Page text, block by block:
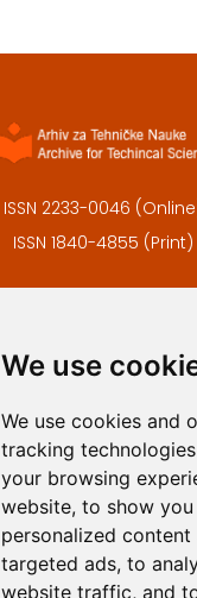
We use
We use cookies and
tracking
your browsing
website, to show you
personalized content
targeted ads, to
website traffic, and
ISSN 2233-0046
ISSN 1840-4855 (Print)
Privacy
Authors
Keywords
Follow us on social